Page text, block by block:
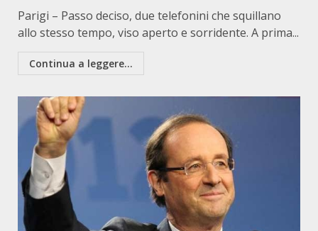
Parigi – Passo deciso, due telefonini che squillano
allo stesso tempo, viso aperto e sorridente. A prima...
Continua a leggere...